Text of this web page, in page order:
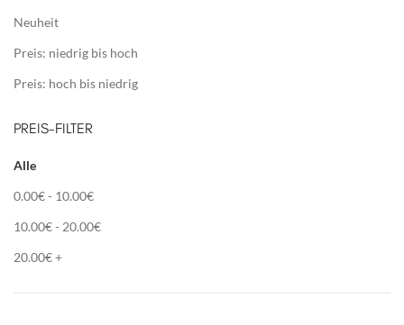
Neuheit
Preis: niedrig bis hoch
Preis: hoch bis niedrig
PREIS-FILTER
Alle
0.00€- 10.00€
10.00€- 20.00€
20.00€+